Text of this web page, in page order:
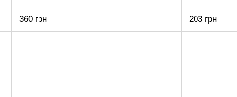
360 грн 203 грн